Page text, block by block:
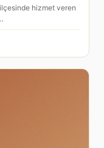
hizmet veren